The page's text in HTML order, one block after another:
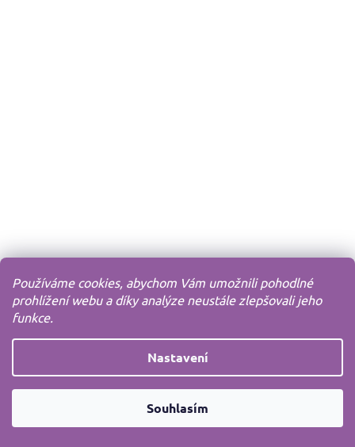
Používáme cookies, abychom Vám umožnili pohodlné
prohlížení webu a díky analýze neustále zlepšovali jeho
funkce.
Nastavení
Souhlasím